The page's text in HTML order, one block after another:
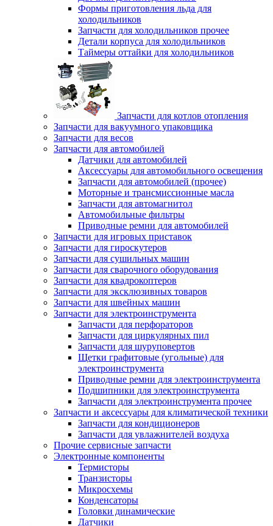
Формы приготовления льда для
холодильников
Запчасти для холодильников прочее
Детали корпуса для холодильников
Таймеры оттайки для холодильников
Запчасти для котлов отопления
Запчасти для вакуумного упаковщика
Запчасти для весов
Запчасти для автомобилей
Датчики для автомобилей
Аксессуары для автомобильного освещения
Запчасти для автомобилей (прочее)
Моторные и трансмиссионные масла
Запчасти для автомагнитол
Автомобильные фильтры
Приводные ремни для автомобилей
Запчасти для игровых приставок
Запчасти для гироскутеров
Запчасти для сушильных машин
Запчасти для сварочного оборудования
Запчасти для квадрокоптеров
Запчасти для эксклюзивных товаров
Запчасти для швейных машин
Запчасти для электроинструмента
Запчасти для перфораторов
Запчасти для циркулярных пил
Запчасти для шуруповертов
Щетки графитовые (угольные) для
электроинструмента
Приводные ремни для электроинструмента
Подшипники для электроинструмента
Запчасти для электроинструмента прочее
Запчасти и аксессуары для климатической техники
Запчасти для кондиционеров
Запчасти для увлажнителей воздуха
Прочие сервисные запчасти
Электронные компоненты
Термисторы
Транзисторы
Микросхемы
Конденсаторы
Головки динамические
Датчики